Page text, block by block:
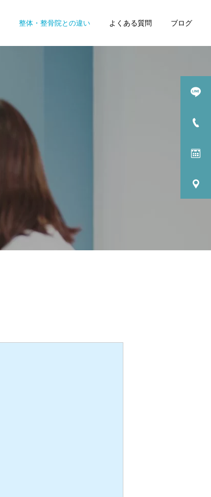
整体・整骨院との違い よくある質問 ブログ